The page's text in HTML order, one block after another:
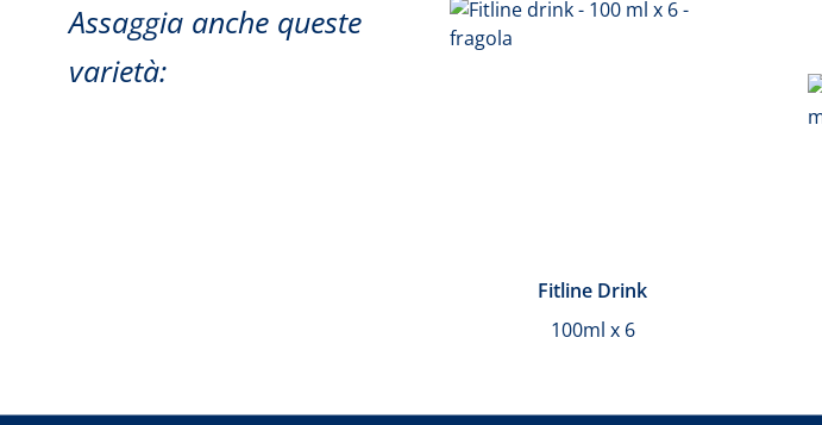
Assaggia anche queste
varietà:
Fitline Drink
100ml x 6